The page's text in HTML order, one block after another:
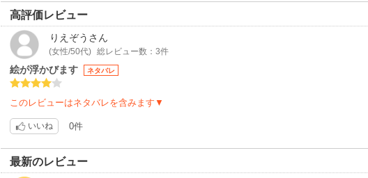
高評価レビュー
りえぞう さん
(女性/50代) 総レビュー数：3件
絵が浮かびます ネタバレ
このレビューはネタバレを含みます▼
いいね 0件
最新のレビュー